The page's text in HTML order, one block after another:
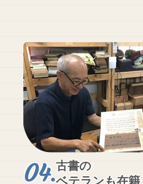
古書の
ベテランも在籍